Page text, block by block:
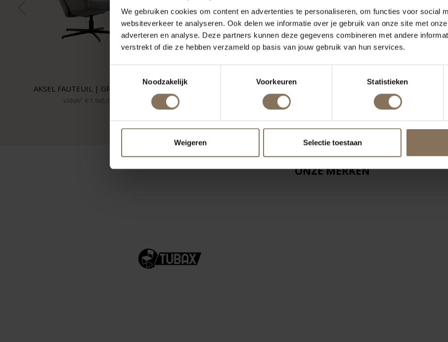
We gebruiken cookies om content en advertenties te personaliseren, om functies voor social
websiteverkeer te analyseren. Ook delen we informatie over je gebruik van onze site met
adverteren en analyse. Deze partners kunnen deze gegevens combineren met andere
verstrekt of die ze hebben verzameld op basis van jouw gebruik van hun services.
Noodzakelijk
Voorkeuren Statistieken
Weigeren Selectie toestaan
AKSEL FAUTEUIL | GREY BEIGE
VANAF € 1.865,00
ONZE MERKEN